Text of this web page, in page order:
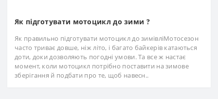
Як підготувати мотоцикл до зими ?
Як правильно підготувати мотоцикл до зимівліМотосезон
часто триває довше, ніж літо, і багато байкерів катаються
доти, доки дозволяють погодні умови. Та все ж настає
момент, коли мотоцикл потрібно поставити на зимове
зберігання й подбати про те, щоб навесн..